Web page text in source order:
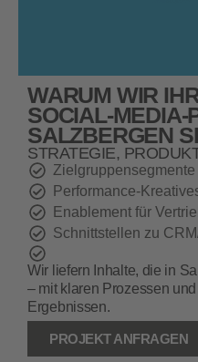
WARUM WIR
SALZBERGEN
STRATEGIE,
Enablement für
Schnittstellen zu
Wir liefern Inhalte, die in
– mit klaren Prozessen
Ergebnissen.
PROJEKT ANFRAGEN